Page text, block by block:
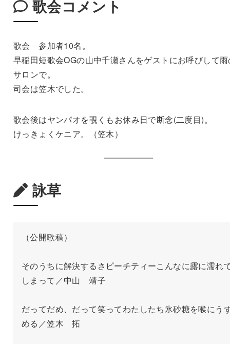
歌会コメント
歌会 参加者10名。
早稲田短歌会OGの山中千瀬さんをゲストにお呼びして
サロンで。
司会は笠木でした。
歌会後はヤンパオを覗くもお休み日で断念(二度目)。
けっきょくケニア。（笠木）
詠草
（公開歌稿）
そのうちに解決するさピーチティーこんなに露に濡れ
しまって／中山　靖子
だってだめ、だって笑ってわたしたち氷砂糖を喉にう
める／笠木　拓